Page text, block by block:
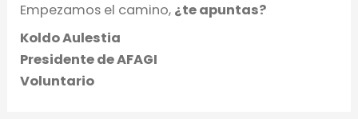
Empezamos el camino, ¿te apuntas?
Koldo Aulestia
Presidente de AFAGI
Voluntario